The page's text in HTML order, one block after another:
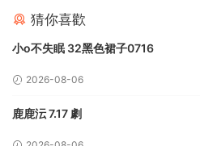
猜你喜歡
小o不失眠 32黑色裙子0716
2026-08-06
鹿鹿沄 7.17 劇